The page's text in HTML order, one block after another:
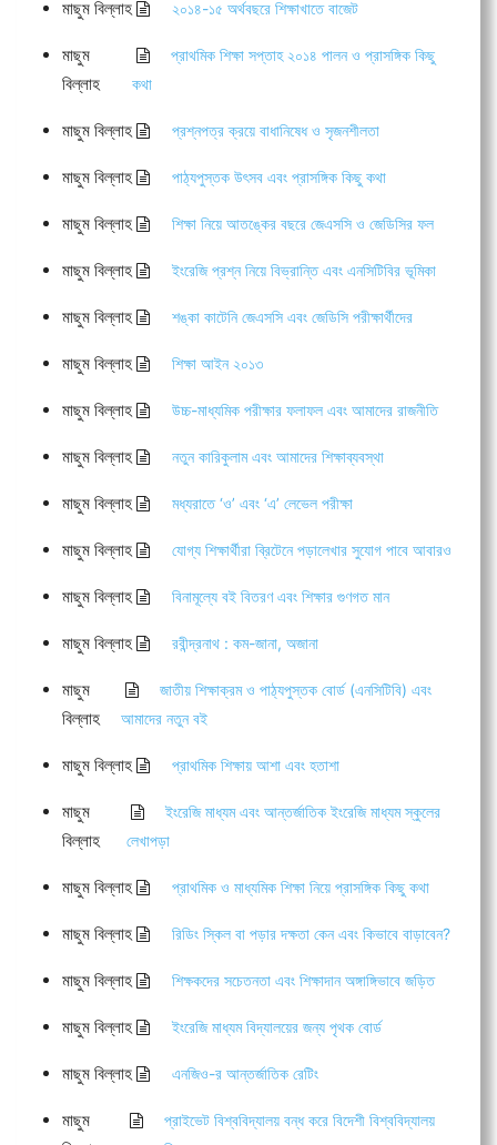
মাছুম বিল্লাহ ২০১৪-১৫ অর্থবছরে শিক্ষাখাতে বাজেট
মাছুম
বিল্লাহ
প্রাথমিক শিক্ষা সপ্তাহ ২০১৪ পালন ও প্রাসঙ্গিক কিছু
কথা
মাছুম বিল্লাহ প্রশ্নপত্র ক্রয়ে বাধানিষেধ ও সৃজনশীলতা
মাছুম বিল্লাহ পাঠ্যপুস্তক উৎসব এবং প্রাসঙ্গিক কিছু কথা
মাছুম বিল্লাহ শিক্ষা নিয়ে আতঙ্কের বছরে জেএসসি ও জেডিসির ফল
মাছুম বিল্লাহ ইংরেজি প্রশ্ন নিয়ে বিভ্রান্তি এবং এনসিটিবির ভূমিকা
মাছুম বিল্লাহ শঙ্কা কাটেনি জেএসসি এবং জেডিসি পরীক্ষার্থীদের
মাছুম বিল্লাহ শিক্ষা আইন ২০১৩
মাছুম বিল্লাহ উচ্চ-মাধ্যমিক পরীক্ষার ফলাফল এবং আমাদের রাজনীতি
মাছুম বিল্লাহ নতুন কারিকুলাম এবং আমাদের শিক্ষাব্যবস্থা
মাছুম বিল্লাহ মধ্যরাতে ‘ও’ এবং ‘এ’ লেভেল পরীক্ষা
মাছুম বিল্লাহ যোগ্য শিক্ষার্থীরা ব্রিটেনে পড়ালেখার সুযোগ পাবে আবারও
মাছুম বিল্লাহ বিনামূল্যে বই বিতরণ এবং শিক্ষার গুণগত মান
মাছুম বিল্লাহ রবীন্দ্রনাথ : কম-জানা, অজানা
মাছুম
বিল্লাহ
জাতীয় শিক্ষাক্রম ও পাঠ্যপুস্তক বোর্ড (এনসিটিবি) এবং
আমাদের নতুন বই
মাছুম বিল্লাহ প্রাথমিক শিক্ষায় আশা এবং হতাশা
মাছুম
বিল্লাহ
ইংরেজি মাধ্যম এবং আন্তর্জাতিক ইংরেজি মাধ্যম স্কুলের
লেখাপড়া
মাছুম বিল্লাহ প্রাথমিক ও মাধ্যমিক শিক্ষা নিয়ে প্রাসঙ্গিক কিছু কথা
মাছুম বিল্লাহ রিডিং স্কিল বা পড়ার দক্ষতা কেন এবং কিভাবে বাড়াবেন?
মাছুম বিল্লাহ শিক্ষকদের সচেতনতা এবং শিক্ষাদান অঙ্গাঙ্গিভাবে জড়িত
মাছুম বিল্লাহ ইংরেজি মাধ্যম বিদ্যালয়ের জন্য পৃথক বোর্ড
মাছুম বিল্লাহ এনজিও-র আন্তর্জাতিক রেটিং
মাছুম
প্রাইভেট বিশ্ববিদ্যালয় বন্ধ করে বিদেশী বিশ্ববিদ্যালয়